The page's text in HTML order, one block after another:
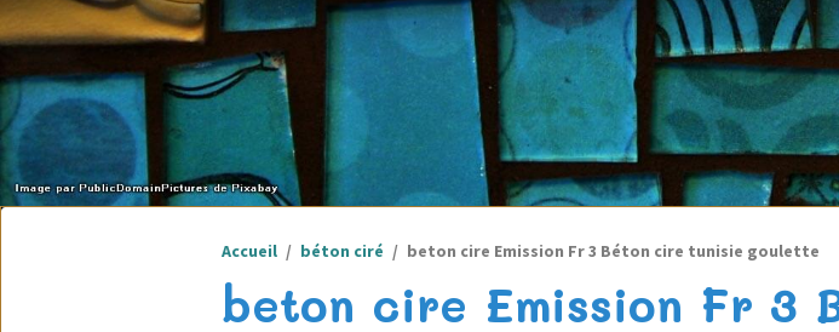
Accueil béton ciré beton cire Emission Fr 3 Béton cire tunisie goulette
beton cire Emission Fr 3